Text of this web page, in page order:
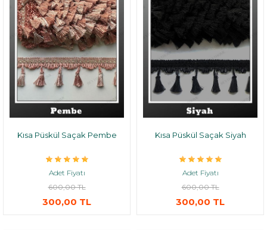
Kısa Püskül Saçak Pembe
Adet Fiyatı
600,00 TL
300,00 TL
Kısa Püskül Saçak Siyah
Adet Fiyatı
600,00 TL
300,00 TL